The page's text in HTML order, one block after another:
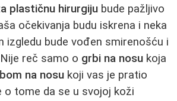
plastičnu hirurgiju bude pažljivo
očekivanja budu iskrena i neka
izgledu bude vođen smirenošću i
reč samo o grbi na nosu koja
na nosu koji vas je pratio
o tome da se u svojoj koži